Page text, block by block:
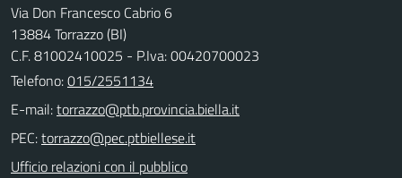
Via Don Francesco Cabrio 6
13884 Torrazzo (BI)
C.F. 81002410025 - P.Iva: 00420700023
Telefono:015/2551134
E-mail:
PEC:
Ufficio relazioni con il pubblico